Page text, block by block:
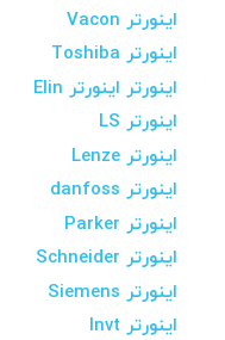
اینورتر Vacon
اینورتر Toshiba
اینورتر اینورتر Elin
اینورتر LS
اینورتر Lenze
اینورتر danfoss
اینورتر Parker
اینورتر Schneider
اینورتر Siemens
اینورتر Invt